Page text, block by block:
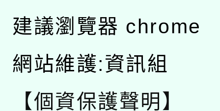
建議瀏覽器 chrome
網站維護:資訊組
【個資保護聲明】